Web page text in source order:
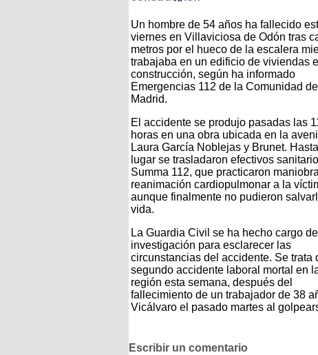
Un hombre de 54 años ha fallecido
viernes en Villaviciosa de Odón tras
metros por el hueco de la escalera
trabajaba en un edificio de viviendas
construcción, según ha informado
Emergencias 112 de la Comunidad de
Madrid.
El accidente se produjo pasadas las
horas en una obra ubicada en la
Laura García Noblejas y Brunet.
lugar se trasladaron efectivos
Summa 112, que practicaron
reanimación cardiopulmonar a la
aunque finalmente no pudieron
vida.
La Guardia Civil se ha hecho cargo
investigación para esclarecer las
circunstancias del accidente. Se trata
segundo accidente laboral mortal en
región esta semana, después del
fallecimiento de un trabajador de 38
Vicálvaro el pasado martes al
Escribir un comentario